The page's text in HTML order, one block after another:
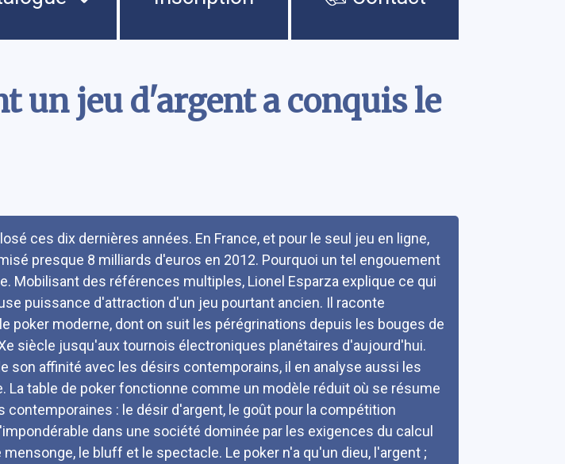
un jeu d'argent a conquis le
ces dix dernières années. En France, et pour le seul jeu en ligne,
presque 8 milliards d'euros en 2012. Pourquoi un tel engouement
Mobilisant des références multiples, Lionel Esparza explique ce qui
puissance d'attraction d'un jeu pourtant ancien. Il raconte
poker moderne, dont on suit les pérégrinations depuis les bouges de
siècle jusqu'aux tournois électroniques planétaires d'aujourd'hui.
son affinité avec les désirs contemporains, il en analyse aussi les
La table de poker fonctionne comme un modèle réduit où se résume
: le désir d'argent, le goût pour la compétition
dans une société dominée par les exigences du calcul
le bluff et le spectacle. Le poker n'a qu'un dieu, l'argent ;